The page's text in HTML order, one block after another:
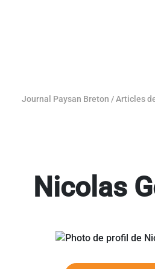
Journal Paysan Breton /Articles
Nicolas